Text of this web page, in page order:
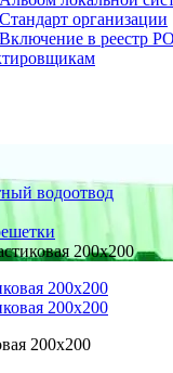
Стандарт организации
Включение в реестр
водоотвод
200х200
200х200